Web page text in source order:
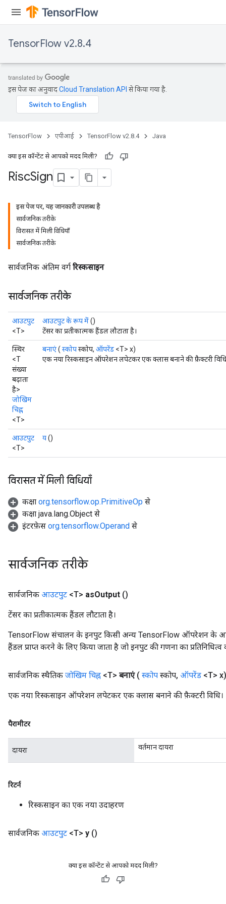
TensorFlow v2.8.4
इस पेज का अनुवादCloud Translation API से किया गया है.
TensorFlow एपीआई TensorFlow v2.8.4 Java
क्या इस कॉन्टेंट से आपको मदद मिली?
RiscSign
इस पेज पर, यह जानकारी उपलब्ध है
सार्वजनिक तरीके
विरासत में मिली विधियाँ
सार्वजनिक तरीके
सार्वजनिक अंतिम वर्ग रिस्कसाइन
सार्वजनिक तरीके
आउटपुट
<T>
आउटपुट के रूप में()
टेंसर का प्रतीकात्मक हैंडल लौटाता है।
स्थिर
<T
संख्या
बढ़ाता
है>
जोखिम
चिह्न
<T>
बनाएं( स्कोपस्कोप, ऑपरेंड <T> x)
एक नया रिस्कसाइन ऑपरेशन लपेटकर एक क्लास बनाने की फ़ैक्टरी
आउटपुट
<T>
य()
विरासत में मिली विधियाँ
कक्षा org.tensorflow.op.PrimitiveOp से
कक्षा java.lang.Object से
इंटरफ़ेस org.tensorflow.Operand से
सार्वजनिक तरीके
सार्वजनिक आउटपुट <T> asOutput ()
टेंसर का प्रतीकात्मक हैंडल लौटाता है।
TensorFlow संचालन के इनपुट किसी अन्य TensorFlow ऑपरेशन के
हैंडल प्राप्त करने के लिए किया जाता है जो इनपुट की गणना का प्रतिनिधित्व
सार्वजनिक स्थैतिक जोखिम चिह्न <T> बनाएं ( स्कोप स्कोप, ऑपरेंड <T> x)
एक नया रिस्कसाइन ऑपरेशन लपेटकर एक क्लास बनाने की फ़ैक्टरी विधि।
पैरामीटर
दायरा वर्तमान दायरा
रिटर्न
रिस्कसाइन का एक नया उदाहरण
सार्वजनिक आउटपुट <T> y ()
क्या इस कॉन्टेंट से आपको मदद मिली?